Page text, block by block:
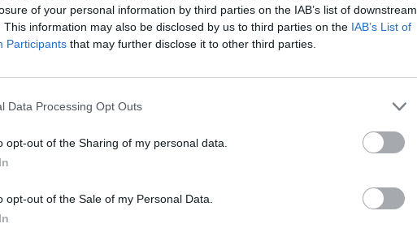
of your personal information by third parties on the IAB’s list of downstream
This information may also be disclosed by us to third parties on the IAB’s List of
Participants that may further disclose it to other third parties.
Data Processing Opt Outs
opt-out of the Sharing of my personal data.
opt-out of the Sale of my Personal Data.
estudantil, o voluntariado jovem, o
evidenciando o papel do empreendedorismo
de impactos positivos e duradouros
a importância de criar um espaço de diálogo
<«Estas conversas mostram que é
e Spotify.